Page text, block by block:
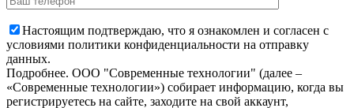
Настоящим подтверждаю, что я ознакомлен и согласен с
условиями политики конфиденциальности на отправку
данных.
Подробнее. OOO "Современные технологии" (далее –
«Современные технологии») собирает информацию, когда вы
регистрируетесь на сайте, заходите на свой аккаунт,